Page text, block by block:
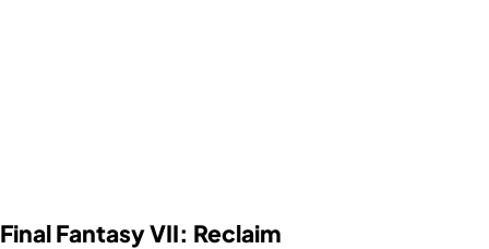
Final Fantasy VII: Reclaim